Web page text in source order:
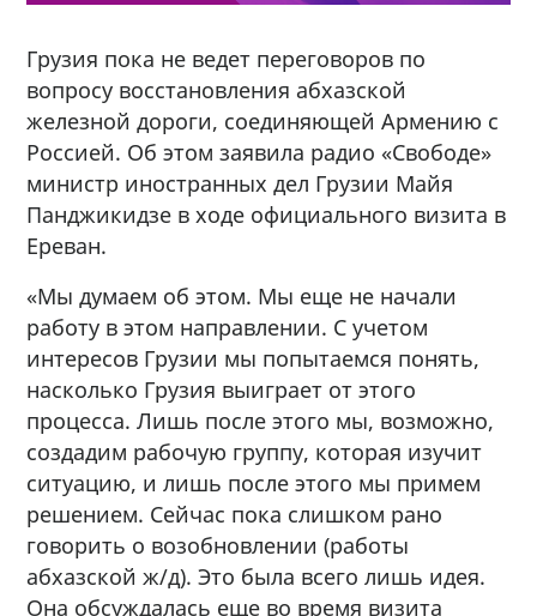
Грузия пока не ведет переговоров по
вопросу восстановления абхазской
железной дороги, соединяющей Армению с
Россией. Об этом заявила радио «Свободе»
министр иностранных дел Грузии Майя
Панджикидзе в ходе официального визита в
Ереван.
«Мы думаем об этом. Мы еще не начали
работу в этом направлении. С учетом
интересов Грузии мы попытаемся понять,
насколько Грузия выиграет от этого
процесса. Лишь после этого мы, возможно,
создадим рабочую группу, которая изучит
ситуацию, и лишь после этого мы примем
решением. Сейчас пока слишком рано
говорить о возобновлении (работы
абхазской ж/д). Это была всего лишь идея.
Она обсуждалась еще во время визита